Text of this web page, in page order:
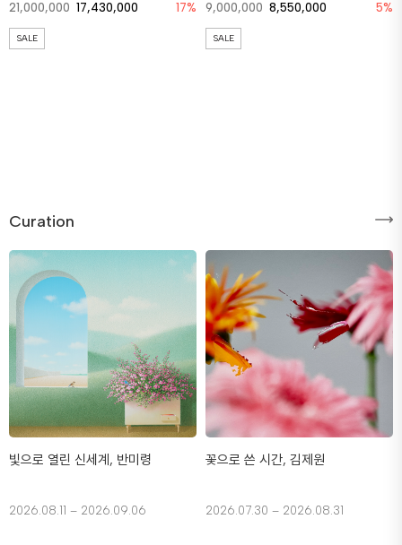
21,000,000 17,430,000 17%
SALE
9,000,000 8,550,000 5%
SALE
Curation
빛으로 열린 신세계, 반미령
2026.08.11 – 2026.09.06
꽃으로 쓴 시간, 김제원
2026.07.30 – 2026.08.31